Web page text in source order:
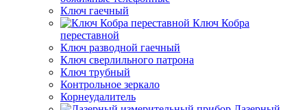
Ключ гаечный
Ключ Кобра
переставной
Ключ разводной гаечный
Ключ сверлильного патрона
Ключ трубный
Контрольное зеркало
Корнеудалитель